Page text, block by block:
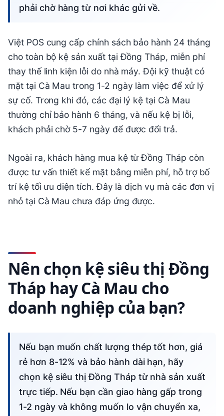
phải chờ hàng từ nơi khác gửi về.
Việt POS cung cấp chính sách bảo hành 24 tháng
cho toàn bộ kệ sản xuất tại Đồng Tháp, miễn phí
thay thế linh kiện lỗi do nhà máy. Đội kỹ thuật có
mặt tại Cà Mau trong 1-2 ngày làm việc để xử lý
sự cố. Trong khi đó, các đại lý kệ tại Cà Mau
thường chỉ bảo hành 6 tháng, và nếu kệ bị lỗi,
khách phải chờ 5-7 ngày để được đổi trả.
Ngoài ra, khách hàng mua kệ từ Đồng Tháp còn
được tư vấn thiết kế mặt bằng miễn phí, hỗ trợ bố
trí kệ tối ưu diện tích. Đây là dịch vụ mà các đơn vị
nhỏ tại Cà Mau chưa đáp ứng được.
Nên chọn kệ siêu thị Đồng
Tháp hay Cà Mau cho
doanh nghiệp của bạn?
Nếu bạn muốn chất lượng thép tốt hơn, giá
rẻ hơn 8-12% và bảo hành dài hạn, hãy
chọn kệ siêu thị Đồng Tháp từ nhà sản xuất
trực tiếp. Nếu bạn cần giao hàng gấp trong
1-2 ngày và không muốn lo vận chuyển xa,